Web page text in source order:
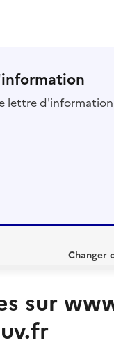
lettre
domicile
Changer
sur